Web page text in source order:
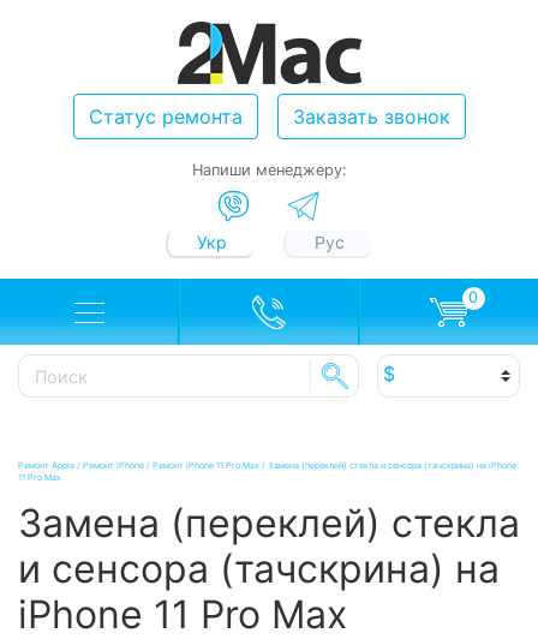
Статус ремонта Заказать звонок
Напиши менеджеру:
Укр Рус
0
Ремонт Apple / Ремонт iPhone / Ремонт iPhone 11 Pro Max / Замена (переклей) стекла и сенсора (тачскрина) на iPhone
11 Pro Max
Замена (переклей) стекла
и сенсора (тачскрина) на
iPhone 11 Pro Max